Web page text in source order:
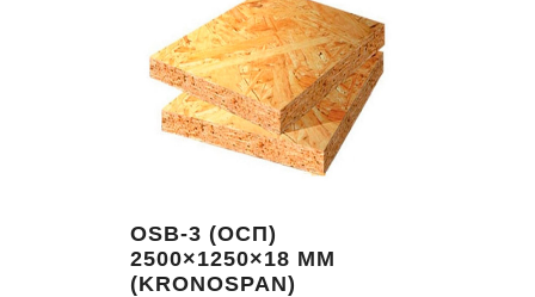
OSB-3 (ОСП)
2500×1250×18 ММ
(KRONOSPAN)